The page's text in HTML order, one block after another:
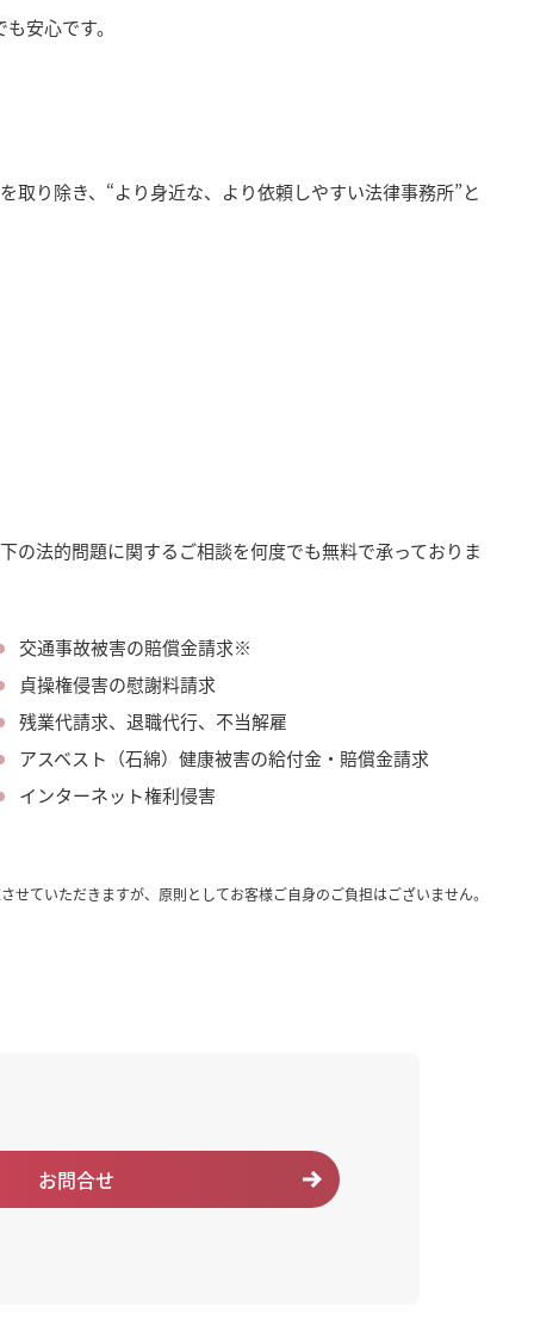
安心です。
取り除き、“より身近な、より依頼しやすい法律事務所”と
の法的問題に関するご相談を何度でも無料で承っておりま
交通事故被害の賠償金請求※
貞操権侵害の慰謝料請求
残業代請求、退職代行、不当解雇
アスベスト（石綿）健康被害の給付金・賠償金請求
インターネット権利侵害
ていただきますが、原則としてお客様ご自身のご負担はございません。
お問合せ